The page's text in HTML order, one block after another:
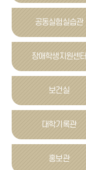
공동실험실습관
장애학생지원센터
보건실
대학기록관
홍보관